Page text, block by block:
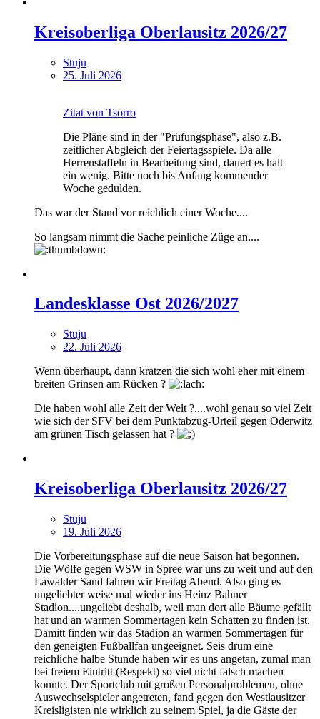
Kreisoberliga Oberlausitz 2026/27
Stuju
25. Juli 2026
Zitat von Tsorro
Die Pläne sind in der "Prüfungsphase", also z.B.
zeitlicher Abgleich der Feiertagsspiele. Da alle
Herrenstaffeln in Bearbeitung sind, dauert es halt
ein wenig. Bitte noch bis Anfang kommender
Woche gedulden.
Das war der Stand vor reichlich einer Woche....
So langsam nimmt die Sache peinliche Züge an....
Landesklasse Ost 2026/2027
Stuju
22. Juli 2026
Wenn überhaupt, dann kratzen die sich wohl eher mit einem
breiten Grinsen am Rücken ?
Die haben wohl alle Zeit der Welt ?....wohl genau so viel Zeit
wie sich der SFV bei dem Punktabzug-Urteil gegen Oderwitz
am grünen Tisch gelassen hat ?
Kreisoberliga Oberlausitz 2026/27
Stuju
19. Juli 2026
Die Vorbereitungsphase auf die neue Saison hat begonnen.
Die Wölfe gegen WSW in Spree war uns zu weit und auf den
Lawalder Sand fahren wir Freitag Abend. Also ging es
ungeliebter weise mal wieder ins Heinz Bahner
Stadion....ungeliebt deshalb, weil man dort alle Bäume gefällt
hat und an warmen Sommertagen kein Schatten zu finden ist.
Damitt finden wir das Stadion an warmen Sommertagen für
den geneigten Fußballfan ungeeignet. Seis drum eine
reichliche halbe Stunde haben wir es uns angetan, zumal man
bei freiem Eintritt (Respekt) so viel nicht falsch machen
konnte. Der Sportclub mit großen Personalproblemen, ohne
Auswechselspieler angetreten, fand gegen den Westlausitzer
Kreisligisten nie wirklich zu seinem Spiel, ja die Gäste der